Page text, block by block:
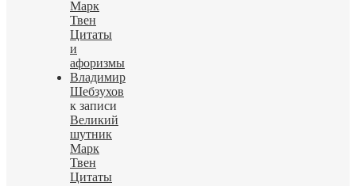
Марк
Твен
Цитаты
и
афоризмы
Владимир
Шебзухов
к записи
Великий
шутник
Марк
Твен
Цитаты